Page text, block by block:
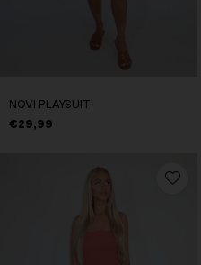
NOVI PLAYSUIT
€29,99